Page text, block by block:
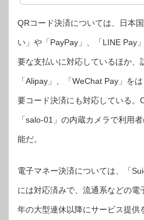
QRコード決済については、日本
い」や「PayPay」、「LINE Pay
要な支払いに対応しているほか、
「Alipay」、「WeChat Pay」を
要コード決済にも対応している。
「salo-01」の内蔵カメラで利用
能だ。
電子マネー決済については、「
には対応済みで、流通系などの電
年の大型連休以降にサービス提供